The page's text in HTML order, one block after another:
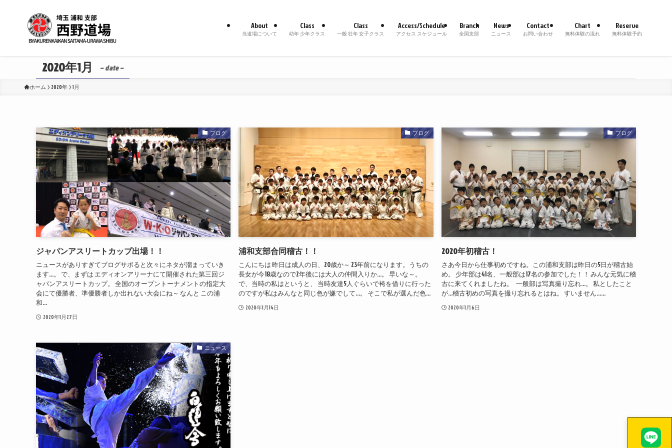
About
当道場について
Class
幼年 少年クラス
Class
一般 壮年 女子クラス
Access/Schedule
アクセス スケジュール
Branch
全国支部
News
ニュース
Contact
お問い合わせ
Chart
無料体験の流れ
Reserve
無料体験予約
2020年1月 – date –
ホーム 2020年 1月
ブログ
ジャパンアスリートカップ出場！！
ニュースがありすぎてブログサボると次々にネタが溜まっていき
ます…。 で、まずは エディオンアリーナにて開催された第三回ジ
ャパンアスリートカップ。 全国のオープントーナメントの指定大
会にて優勝者、準優勝者しか出れない大会にね～ なんと この浦
和...
2020年1月27日
ブログ
浦和支部合同稽古！！
こんにちは 昨日は成人の日、20歳か～ 23年前になります。うちの
長女が今18歳なので2年後には大人の仲間入りか…。 早いな～。
で、当時の私はというと、 当時友達5人ぐらいで袴を借りに行った
のですが私はみんなと同じ色が嫌でして…。 そこで私が選んだ色...
2020年1月14日
ブログ
2020年初稽古！
さあ今日から仕事初めですね。この浦和支部は昨日の5日が稽古始
め。 少年部は41名、一般部は17名の参加でした！！ みんな元気に稽
古に来てくれましたね。 一般部は写真撮り忘れ…。 私としたこと
が…稽古初めの写真を撮り忘れるとはね。 すいません…...
2020年1月6日
ニュース